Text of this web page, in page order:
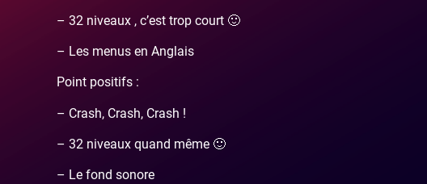
– 32 niveaux , c’est trop court 🙂
– Les menus en Anglais
Point positifs :
– Crash, Crash, Crash !
– 32 niveaux quand même 🙂
– Le fond sonore